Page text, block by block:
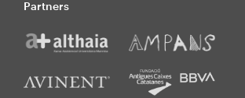
Partners